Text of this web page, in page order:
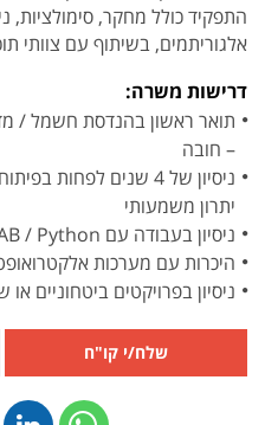
התפקיד כולל מחקר, סימולציות,
אלגוריתמים, בשיתוף עם צוותי
דרישות משרה:
תואר ראשון בהנדסת חשמל /
– חובה
ניסיון של 4 שנים
יתרון משמעותי
ניסיון בעבודה עם MATLAB / Python – יתרון
היכרות עם מערכות
ניסיון בפרויקטים ביטחוניים או
שלח/י קו"ח